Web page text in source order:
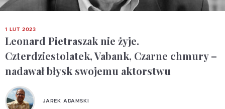
1 LUT 2023
Leonard Pietraszak nie żyje.
Czterdziestolatek, Vabank, Czarne chmury –
nadawał błysk swojemu aktorstwu
JAREK ADAMSKI